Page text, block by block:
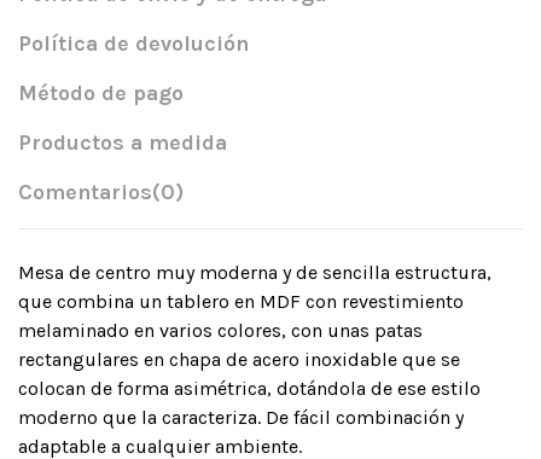
Política de devolución
Método de pago
Productos a medida
Comentarios(0)
Mesa de centro muy moderna y de sencilla estructura,
que combina un tablero en MDF con revestimiento
melaminado en varios colores, con unas patas
rectangulares en chapa de acero inoxidable que se
colocan de forma asimétrica, dotándola de ese estilo
moderno que la caracteriza. De fácil combinación y
adaptable a cualquier ambiente.